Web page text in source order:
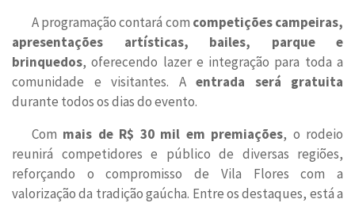
A programação contará com competições campeiras,
apresentações artísticas, bailes, parque e
brinquedos, oferecendo lazer e integração para toda a
comunidade e visitantes. A entrada será gratuita
durante todos os dias do evento.
Com mais de R$ 30 mil em premiações, o rodeio
reunirá competidores e público de diversas regiões,
reforçando o compromisso de Vila Flores com a
valorização da tradição gaúcha. Entre os destaques, está a